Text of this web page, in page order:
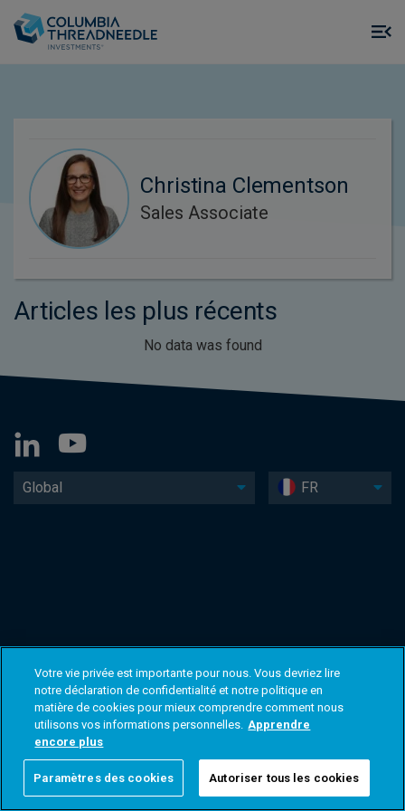
Christina Clementson
Sales Associate
Articles les plus récents
No data was found
Global FR
Votre vie privée est importante pour nous. Vous devriez lire
notre déclaration de confidentialité et notre politique en
matière de cookies pour mieux comprendre comment nous
utilisons vos informations personnelles. Apprendre
encore plus
Paramètres des cookies Autoriser tous les cookies